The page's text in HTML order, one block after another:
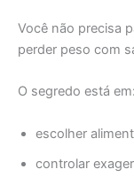
Você não precisa
perder peso com
O segredo está em:
escolher
controlar